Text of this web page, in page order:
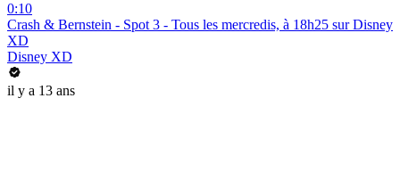
0:10
Crash & Bernstein - Spot 3 - Tous les mercredis, à 18h25 sur Disney
XD
Disney XD
il y a 13 ans